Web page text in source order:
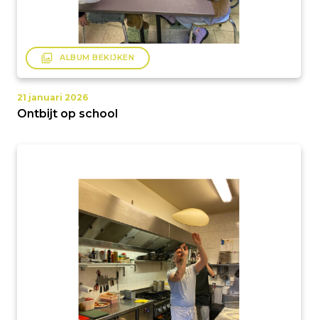
filter ALBUM BEKIJKEN
21 januari 2026
Ontbijt op school